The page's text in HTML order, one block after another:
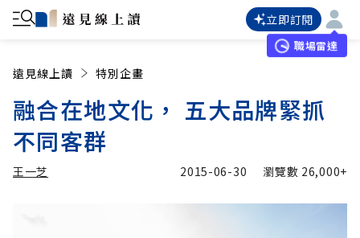
立即訂閱
職場雷達
遠見線上讀 特別企畫
融合在地文化， 五大品牌緊抓
不同客群
王一芝 2015-06-30 瀏覽數 26,000+